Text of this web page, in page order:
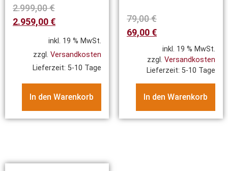
2.999,00€
2.959,00 €
inkl. 19 % MwSt.
zzgl. Versandkosten
Lieferzeit: 5-10 Tage
In den Warenkorb
79,00€
69,00 €
inkl. 19 % MwSt.
zzgl. Versandkosten
Lieferzeit: 5-10 Tage
In den Warenkorb